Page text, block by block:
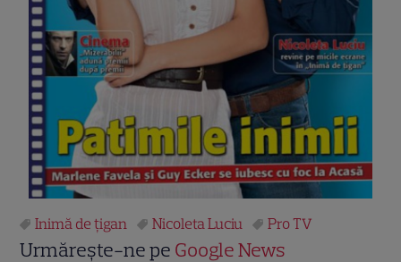
Inimă de ţigan Nicoleta Luciu Pro TV
Urmărește-ne pe Google News